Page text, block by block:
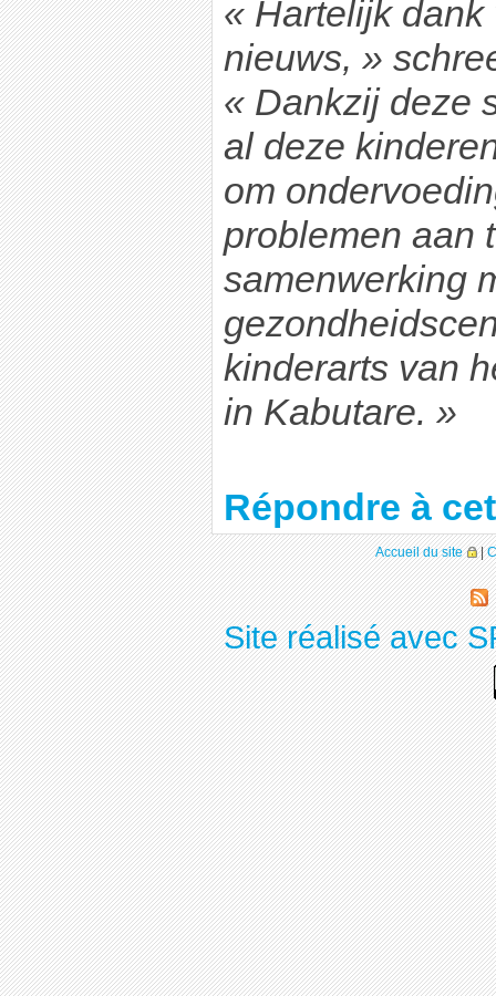
« Hartelijk
nieuws, »
« Dankzij deze
al deze
om
problemen aan
samenwerking
kinderarts van
in Kabutare. »
Répondre à
Accueil du site |
Site réalisé avec